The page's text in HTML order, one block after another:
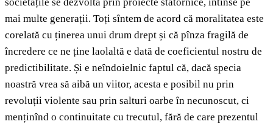
societățile se dezvoltă prin proiecte statornice, întinse pe
mai multe generații. Toți sîntem de acord că moralitatea este
corelată cu ținerea unui drum drept și că pînza fragilă de
încredere ce ne ține laolaltă e dată de coeficientul nostru de
predictibilitate. Și e neîndoielnic faptul că, dacă specia
noastră vrea să aibă un viitor, acesta e posibil nu prin
revoluții violente sau prin salturi oarbe în necunoscut, ci
menținînd o continuitate cu trecutul, fără de care prezentul